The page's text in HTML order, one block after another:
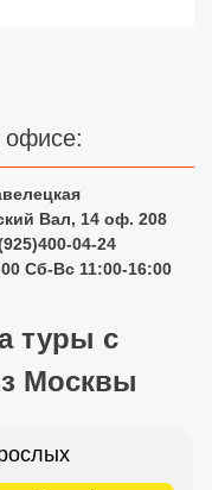
офисе:
Вал, 14 оф. 208
04-24
Сб-Вс 11:00-16:00
туры с
Москвы